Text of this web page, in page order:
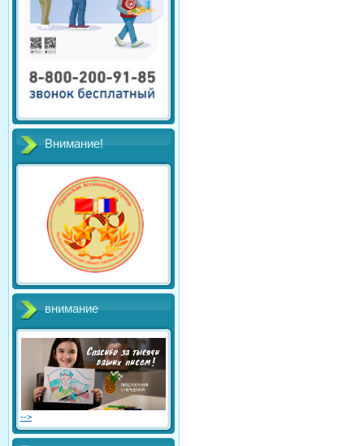
Внимание!
внимание
-->